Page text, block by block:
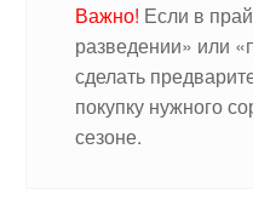
Важно! Если в
разведении» или
сделать
покупку нужного
сезоне.